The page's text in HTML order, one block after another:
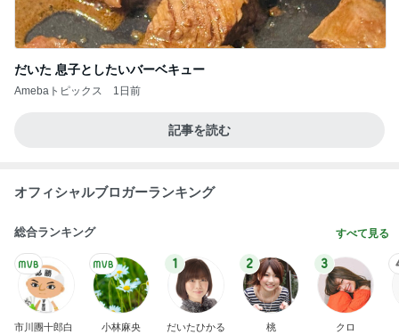
だいた 息子としたいバーベキュー
Amebaトピックス 1日前
記事を読む
オフィシャルブロガーランキング
総合ランキング すべて見る
市川團十郎白
小林麻央
1
だいたひかる
2
桃
3
クロ